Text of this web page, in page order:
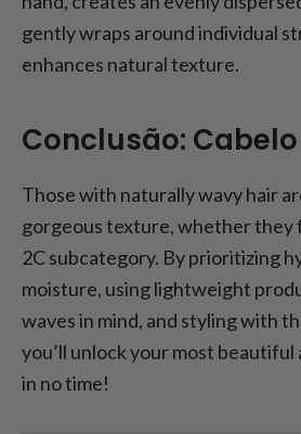
gently wraps around individual
enhances natural texture.
Conclusão: Cabelo
Those with naturally wavy hair
gorgeous texture, whether they
2C subcategory. By prioritizing
moisture, using lightweight
waves in mind, and styling with
you’ll unlock your most beautiful
in no time!